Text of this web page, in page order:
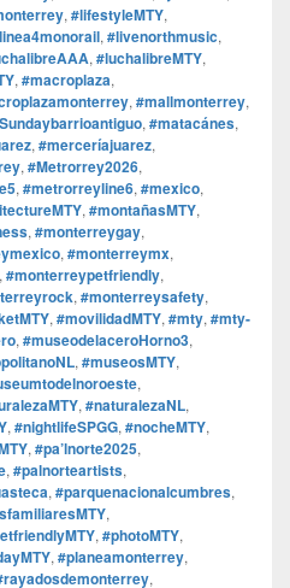
, #lifestyleMTY,
, #livenorthmusic,
, #luchalibreMTY,
, #macroplaza,
, #mallmonterrey,
, #matacánes,
, #merceríajuarez,
, #Metrorrey2026,
, #metrorreyline6, #mexico,
, #montañasMTY,
, #monterreygay,
, #monterreymx,
, #monterreypetfriendly,
, #monterreysafety,
, #movilidadMTY, #mty, #mty-
, #museodelaceroHorno3,
, #museosMTY,
,
, #naturalezaNL,
, #nightlifeSPGG, #nocheMTY,
, #pa’lnorte2025,
, #palnorteartists,
, #parquenacionalcumbres,
,
, #photoMTY,
, #planeamonterrey,
,